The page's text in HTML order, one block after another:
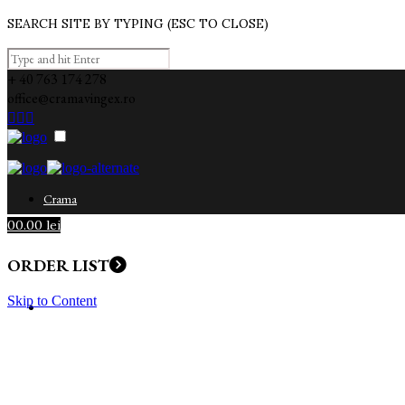
SEARCH SITE BY TYPING (ESC TO CLOSE)
+ 40 763 174 278
office@cramavingex.ro

Crama
Vinurile Noastre
00.00 lei
ORDER LIST
Skip to Content